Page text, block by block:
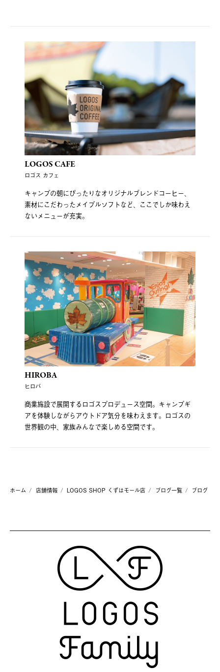
LOGOS CAFE
ロゴス カフェ
キャンプの朝にぴったりなオリジナルブレンドコーヒー、
素材にこだわったメイプルソフトなど、ここでしか味わえ
ないメニューが充実。
HIROBA
ヒロバ
商業施設で展開するロゴスプロデュース空間。キャンプギ
アを体験しながらアウトドア気分を味わえます。ロゴスの
世界観の中、家族みんなで楽しめる空間です。
ホーム 店舗情報 LOGOS SHOP くずはモール店 ブログ一覧 ブログ